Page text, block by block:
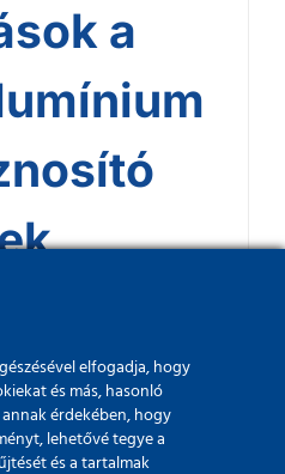
a
elfogadja, hogy
és más, hasonló
érdekében, hogy
lehetővé tegye a
és a tartalmak